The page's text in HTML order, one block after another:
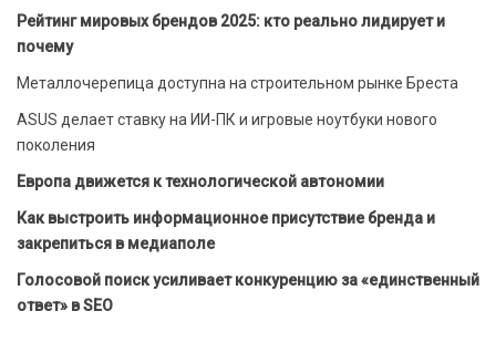
Рейтинг мировых брендов 2025: кто реально лидирует и
почему
Металлочерепица доступна на строительном рынке Бреста
ASUS делает ставку на ИИ-ПК и игровые ноутбуки нового
поколения
Европа движется к технологической автономии
Как выстроить информационное присутствие бренда и
закрепиться в медиаполе
Голосовой поиск усиливает конкуренцию за «единственный
ответ» в SEO